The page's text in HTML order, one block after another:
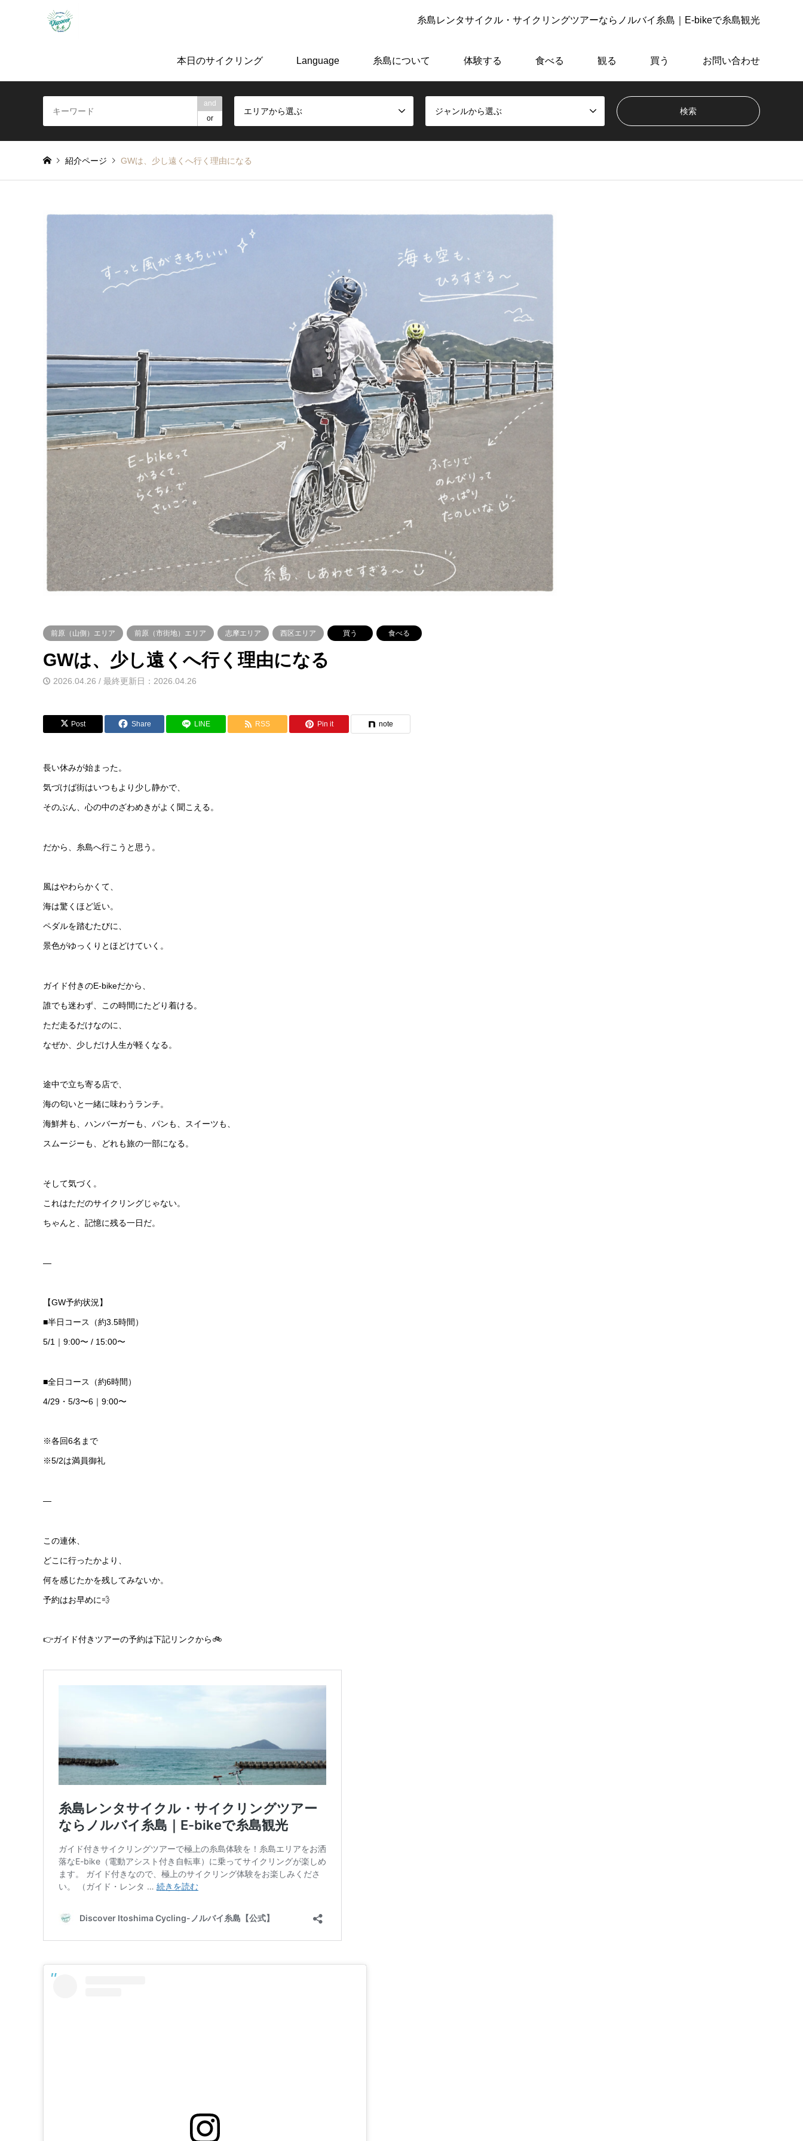
糸島レンタサイクル・サイクリングツアーならノルバイ糸島｜E-bikeで糸島観光
本日のサイクリング Language 糸島について 体験する 食べる 観る 買う お問い合わせ
and
or
エリアから選ぶ ジャンルから選ぶ
紹介ページ GWは、少し遠くへ行く理由になる
前原（山側）エリア 前原（市街地）エリア 志摩エリア 西区エリア 買う 食べる
GWは、少し遠くへ行く理由になる
2026.04.26 / 最終更新日：2026.04.26
Post Share LINE RSS Pin it note
長い休みが始まった。
気づけば街はいつもより少し静かで、
そのぶん、心の中のざわめきがよく聞こえる。
だから、糸島へ行こうと思う。
風はやわらかくて、
海は驚くほど近い。
ペダルを踏むたびに、
景色がゆっくりとほどけていく。
ガイド付きのE-bikeだから、
誰でも迷わず、この時間にたどり着ける。
ただ走るだけなのに、
なぜか、少しだけ人生が軽くなる。
途中で立ち寄る店で、
海の匂いと一緒に味わうランチ。
海鮮丼も、ハンバーガーも、パンも、スイーツも、
スムージーも、どれも旅の一部になる。
そして気づく。
これはただのサイクリングじゃない。
ちゃんと、記憶に残る一日だ。
—
【GW予約状況】
■半日コース（約3.5時間）
5/1｜9:00〜 / 15:00〜
■全日コース（約6時間）
4/29・5/3〜6｜9:00〜
※各回6名まで
※5/2は満員御礼
—
この連休、
どこに行ったかより、
何を感じたかを残してみないか。
予約はお早めに💨
👉ガイド付きツアーの予約は下記リンクから🚲